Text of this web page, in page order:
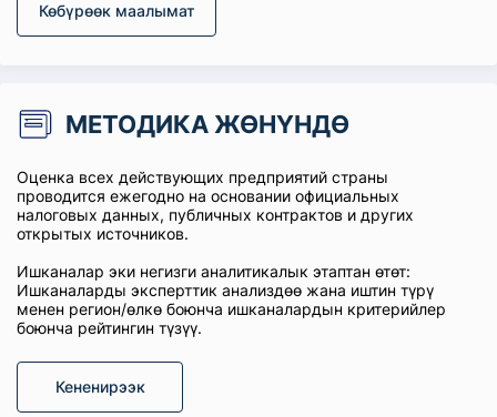
Көбүрөөк маалымат
МЕТОДИКА ЖӨНҮНДӨ
Оценка всех действующих предприятий страны
проводится ежегодно на основании официальных
налоговых данных, публичных контрактов и других
открытых источников.
Ишканалар эки негизги аналитикалык этаптан өтөт:
Ишканаларды эксперттик анализдөө жана иштин түрү
менен регион/өлкө боюнча ишканалардын критерийлер
боюнча рейтингин түзүү.
Кененирээк